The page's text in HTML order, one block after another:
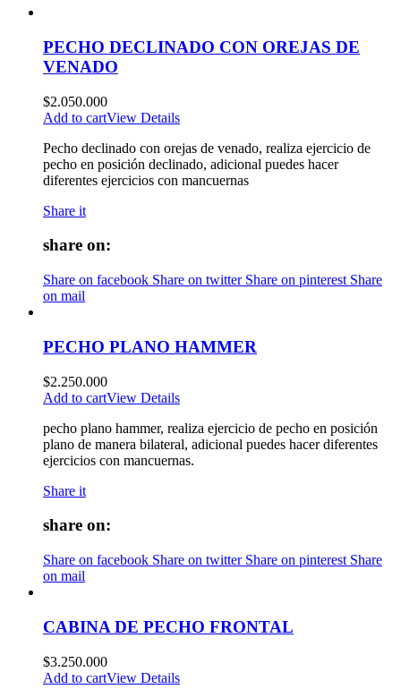
PECHO DECLINADO CON OREJAS DE
VENADO
$2.050.000
Add to cartView Details
Pecho declinado con orejas de venado, realiza ejercicio de
pecho en posición declinado, adicional puedes hacer
diferentes ejercicios con mancuernas
Share it
share on:
Share on facebook Share on twitter Share on pinterest Share
on mail
PECHO PLANO HAMMER
$2.250.000
Add to cartView Details
pecho plano hammer, realiza ejercicio de pecho en posición
plano de manera bilateral, adicional puedes hacer diferentes
ejercicios con mancuernas.
Share it
share on:
Share on facebook Share on twitter Share on pinterest Share
on mail
CABINA DE PECHO FRONTAL
$3.250.000
Add to cartView Details